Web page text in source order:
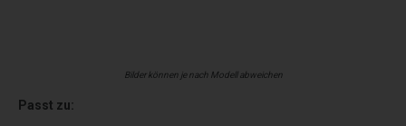
Bilder können je nach Modell abweichen
Passt zu: